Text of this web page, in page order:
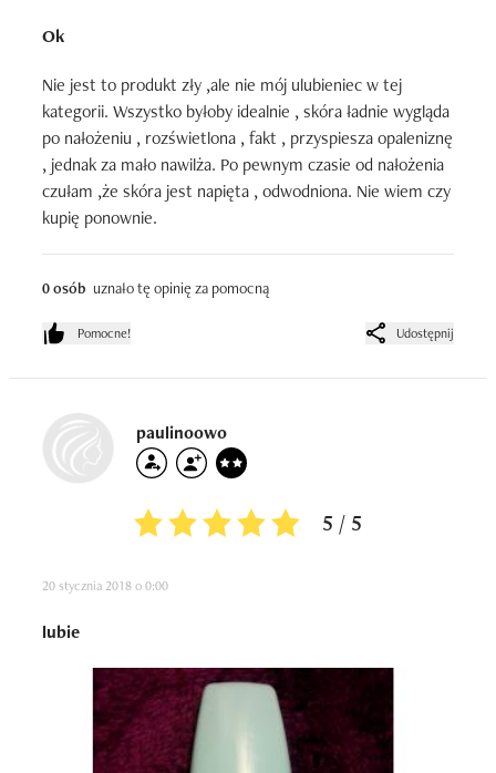
Ok
Nie jest to produkt zły ,ale nie mój ulubieniec w tej
kategorii. Wszystko byłoby idealnie , skóra ładnie wygląda
po nałożeniu , rozświetlona , fakt , przyspiesza opaleniznę
, jednak za mało nawilża. Po pewnym czasie od nałożenia
czułam ,że skóra jest napięta , odwodniona. Nie wiem czy
kupię ponownie.
0 osób uznało tę opinię za pomocną
Pomocne! Udostępnij
paulinoowo
5 / 5
20 stycznia 2018 o 0:00
lubie